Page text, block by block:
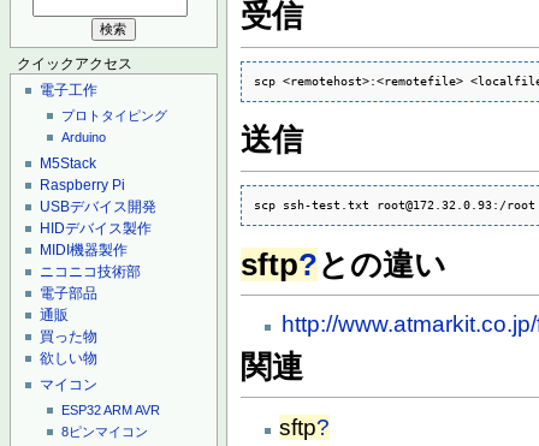
クイックアクセス
電子工作
プロトタイピング
Arduino
M5Stack
Raspberry Pi
USBデバイス開発
HIDデバイス製作
MIDI機器製作
ニコニコ技術部
電子部品
通販
買った物
欲しい物
マイコン
ESP32ARMAVR
8ピンマイコン
受信
scp <remotehost>:<remotefile>
送信
scp ssh-test.txt root@172.32.0.93:/root
sftp?との違い
http://
関連
sftp?